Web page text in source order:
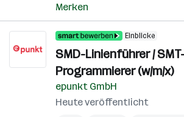
Merken
Einblicke
SMD-Linienführer /
Programmierer (w/m/x)
epunkt GmbH
Heute veröffentlicht